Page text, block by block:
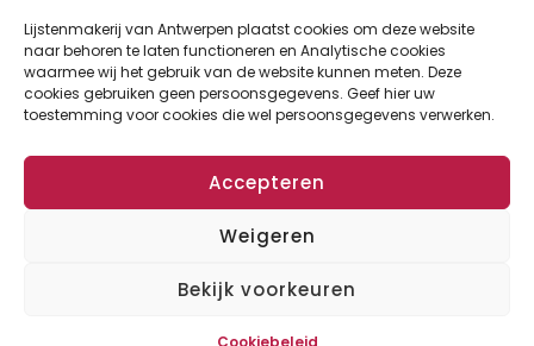
Lijstenmakerij van Antwerpen plaatst cookies om deze website
naar behoren te laten functioneren en Analytische cookies
waarmee wij het gebruik van de website kunnen meten. Deze
cookies gebruiken geen persoonsgegevens. Geef hier uw
toestemming voor cookies die wel persoonsgegevens verwerken.
Accepteren
Weigeren
Bekijk voorkeuren
Cookiebeleid
Home
Over ons
Diensten
Lijstenmakerij
Shop
Shop
Mijn account
Winkelmand
Checkout
Copyright © 2024 Lijstenmakerij van Antwerpen. All rights reserved.
Algemene VoorwaardenDisclaimerPrivacy Verklaring